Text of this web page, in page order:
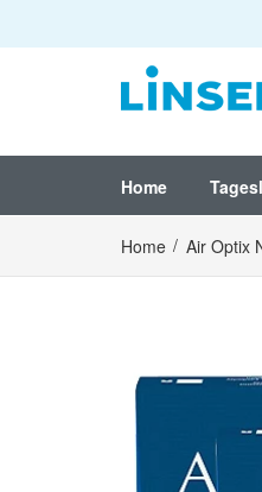
Home
Home Air Optix